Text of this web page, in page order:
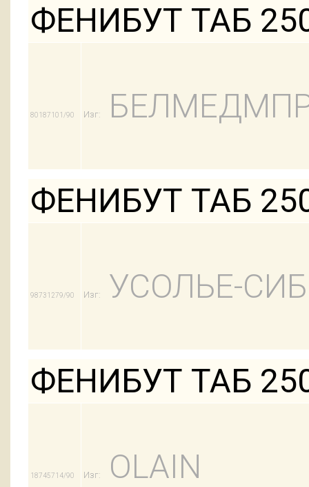
ФЕНИБУТ ТАБ
80187101/90 Изг:
ФЕНИБУТ ТАБ
98731279/90 Изг: УСОЛЬЕ-
ФЕНИБУТ ТАБ
18745714/90 Изг: OLAIN